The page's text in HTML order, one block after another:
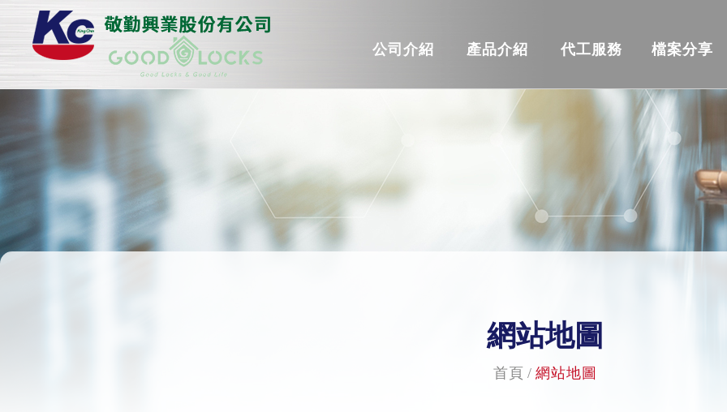
公司介紹 產品介紹 代工服務 檔案分享
網站地圖
首頁 網站地圖